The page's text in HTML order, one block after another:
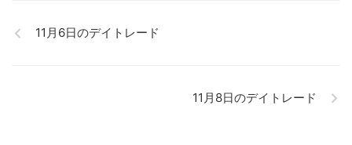
11月6日のデイトレード
11月8日のデイトレード